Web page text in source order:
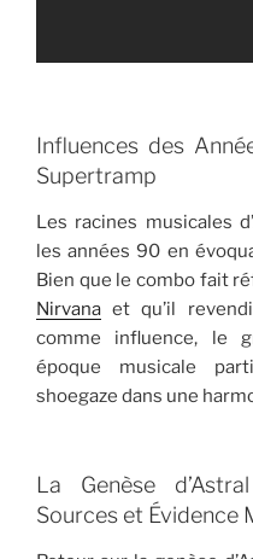
Influences des
Supertramp
Les racines musicales
les années 90 en
Bien que le combo fait
Nirvana et qu’il
comme influence, le
époque musicale
shoegaze dans une
La Genèse
Sources et Évidence